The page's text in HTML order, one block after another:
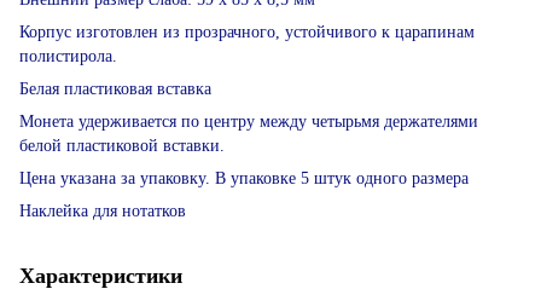
Корпус изготовлен из прозрачного, устойчивого к царапинам
полистирола.
Белая пластиковая вставка
Монета удерживается по центру между четырьмя держателями
белой пластиковой вставки.
Цена указана за упаковку. В упаковке 5 штук одного размера
Наклейка для нотатков
Характеристики